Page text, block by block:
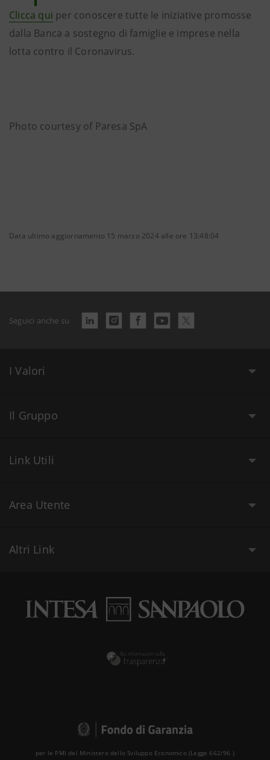
Clicca qui per conoscere tutte le iniziative promosse
dalla Banca a sostegno di famiglie e imprese nella
lotta contro il Coronavirus.
Photo courtesy of Paresa SpA
Data ultimo aggiornamento 15 marzo 2024 alle ore 13:48:04
Seguici anche su
I Valori
Il Gruppo
Link Utili
Area Utente
Altri Link
per le PMI del Ministero dello Sviluppo Economico (Legge 662/96 )